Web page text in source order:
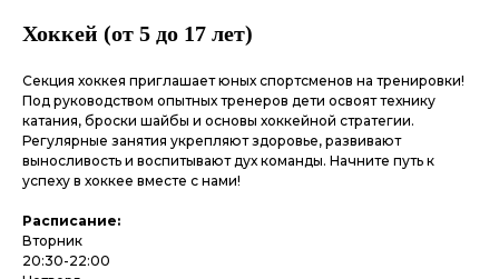
Хоккей (от 5 до 17 лет)
Секция хоккея приглашает юных спортсменов на тренировки!
Под руководством опытных тренеров дети освоят технику
катания, броски шайбы и основы хоккейной стратегии.
Регулярные занятия укрепляют здоровье, развивают
выносливость и воспитывают дух команды. Начните путь к
успеху в хоккее вместе с нами!
Расписание:
Вторник
20:30-22:00